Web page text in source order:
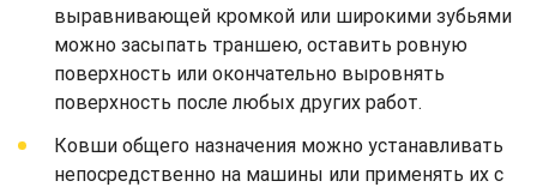
выравнивающей кромкой или широкими зубьями
можно засыпать траншею, оставить ровную
поверхность или окончательно выровнять
поверхность после любых других работ.
Ковши общего назначения можно устанавливать
непосредственно на машины или применять их с